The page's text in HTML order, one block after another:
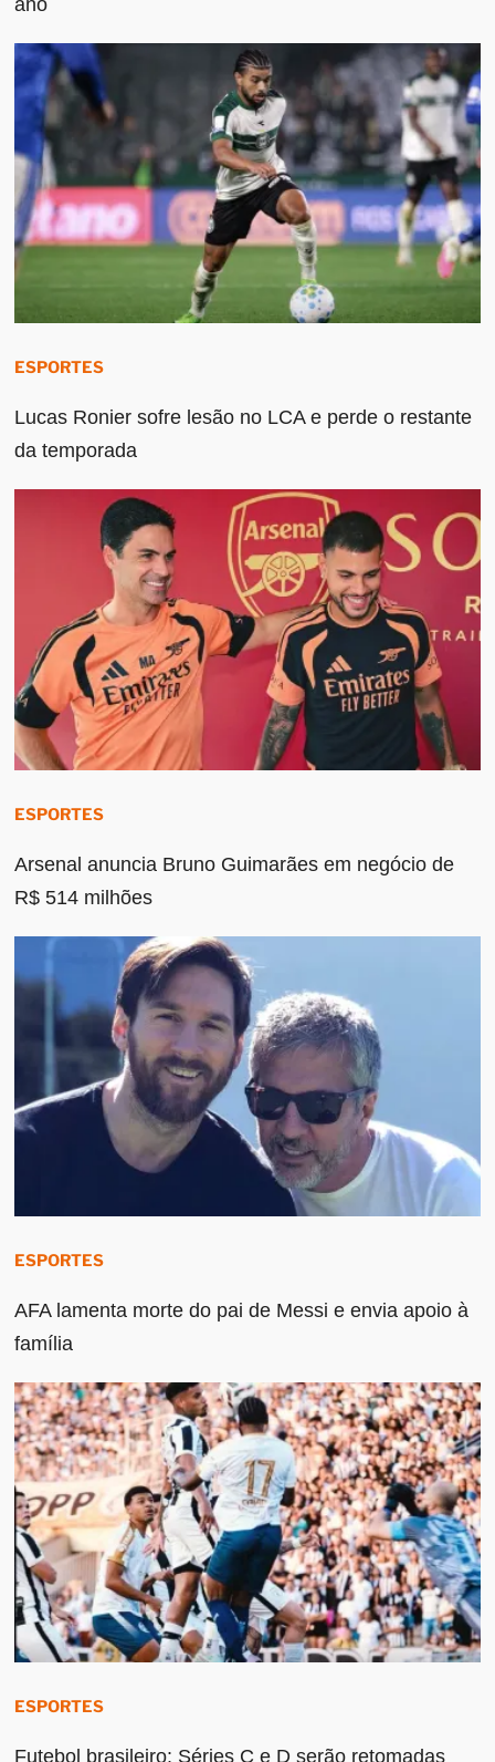
ano
ESPORTES
Lucas Ronier sofre lesão no LCA e perde o restante
da temporada
ESPORTES
Arsenal anuncia Bruno Guimarães em negócio de
R$ 514 milhões
ESPORTES
AFA lamenta morte do pai de Messi e envia apoio à
família
ESPORTES
Futebol brasileiro: Séries C e D serão retomadas